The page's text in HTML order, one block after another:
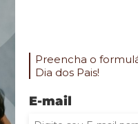
Preencha o
Dia dos Pais!
E-mail